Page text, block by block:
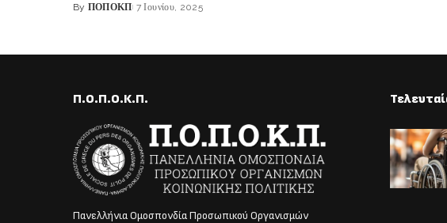
Posted
By ΠΟΠΟΚΠ 7 Ιουνίου, 2025
Π.Ο.Π.Ο.Κ.Π.
Πανελλήνια Ομοσπονδία Προσωπικού Οργανισμών